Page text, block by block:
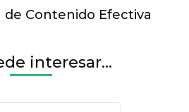
y
SEO
de Contenido Efectiva
interesar...